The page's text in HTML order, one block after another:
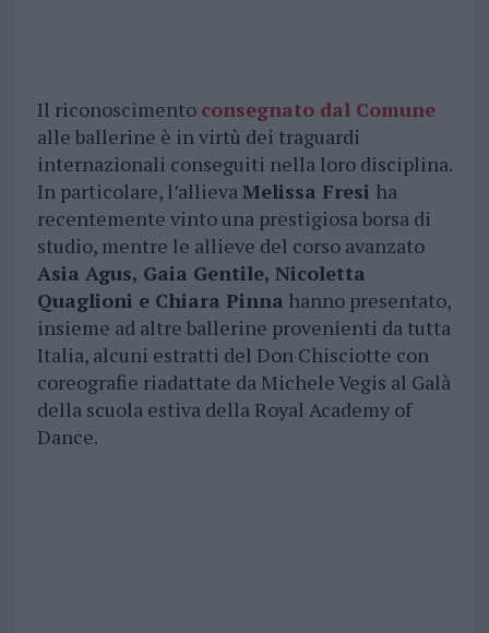
Il riconoscimento consegnato dal Comune
alle ballerine è in virtù dei traguardi
internazionali conseguiti nella loro disciplina.
In particolare, l’allievaMelissa Fresi ha
recentemente vinto una prestigiosa borsa di
studio, mentre le allieve del corso avanzato
Asia Agus, Gaia Gentile, Nicoletta
Quaglioni e Chiara Pinna hanno presentato,
insieme ad altre ballerine provenienti da tutta
Italia, alcuni estratti del Don Chisciotte con
coreografie riadattate da Michele Vegis al Galà
della scuola estiva della Royal Academy of
Dance.